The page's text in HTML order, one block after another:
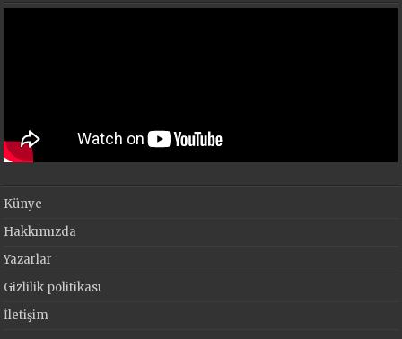
Künye
Hakkımızda
Yazarlar
Gizlilik politikası
İletişim